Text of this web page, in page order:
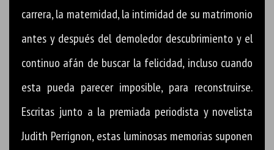
carrera, la maternidad, la intimidad de su matrimonio
antes y después del demoledor descubrimiento y el
continuo afán de buscar la felicidad, incluso cuando
esta pueda parecer imposible, para reconstruirse.
Escritas junto a la premiada periodista y novelista
Judith Perrignon, estas luminosas memorias suponen